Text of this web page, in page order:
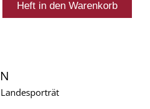
Landesporträt